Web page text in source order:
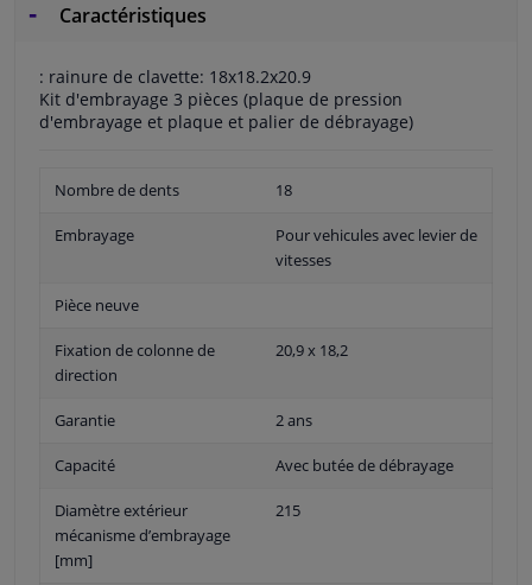
Caractéristiques
: rainure de clavette: 18x18.2x20.9
Kit d'embrayage 3 pièces (plaque de pression
d'embrayage et plaque et palier de débrayage)
Nombre de dents 18
Embrayage
Pour vehicules avec levier de
vitesses
Pièce neuve
Fixation de colonne de
direction
20,9 x 18,2
Garantie 2 ans
Capacité Avec butée de débrayage
Diamètre extérieur
mécanisme d’embrayage
[mm]
215